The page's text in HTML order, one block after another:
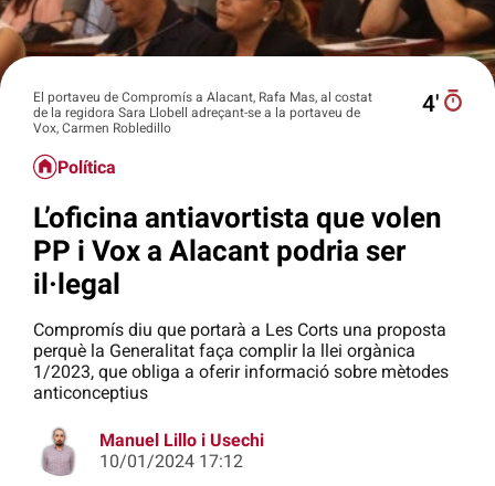
El portaveu de Compromís a Alacant, Rafa Mas, al costat
de la regidora Sara Llobell adreçant-se a la portaveu de
Vox, Carmen Robledillo
4′
Política
L’oficina antiavortista que volen
PP i Vox a Alacant podria ser
il·legal
Compromís diu que portarà a Les Corts una proposta
perquè la Generalitat faça complir la llei orgànica
1/2023, que obliga a oferir informació sobre mètodes
anticonceptius
Manuel Lillo i Usechi
10/01/2024 17:12